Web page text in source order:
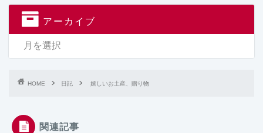
アーカイブ
HOME 日記 嬉しいお土産、贈り物
関連記事